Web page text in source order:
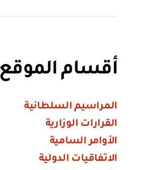
أقسام الموقع
المراسيم السلطانية
القرارات الوزارية
الأوامر السامية
الاتفاقيات الدولية